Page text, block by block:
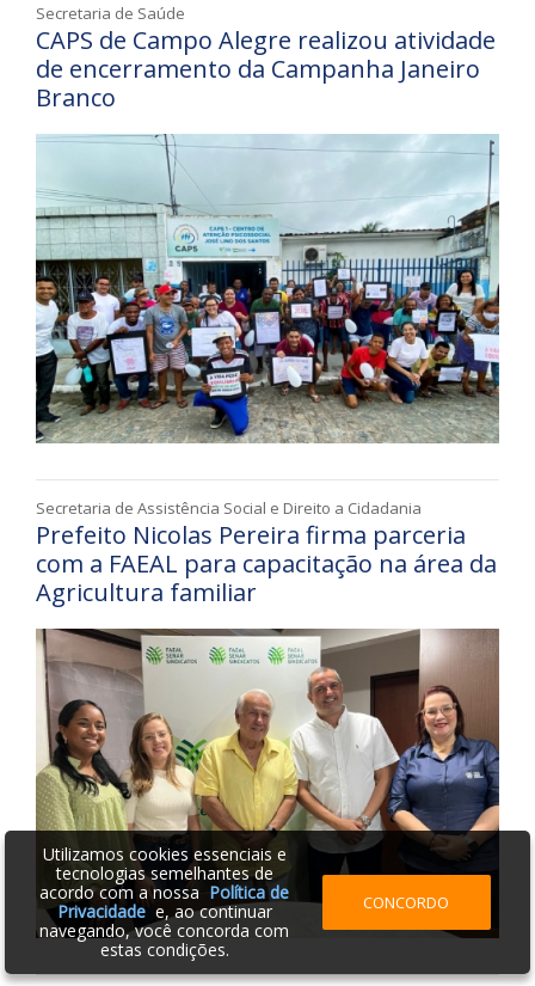
Secretaria de Saúde
CAPS de Campo Alegre realizou atividade
de encerramento da Campanha Janeiro
Branco
Secretaria de Assistência Social e Direito a Cidadania
Prefeito Nicolas Pereira firma parceria
com a FAEAL para capacitação na área da
Agricultura familiar
Utilizamos cookies essenciais e
tecnologias semelhantes de
acordo com a nossa Política de
Privacidadee, ao continuar
navegando, você concorda com
estas condições.
CONCORDO